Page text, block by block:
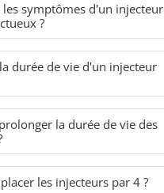
les symptômes d'un injecteur
?
durée de vie d'un injecteur
la durée de vie des
les injecteurs par 4 ?